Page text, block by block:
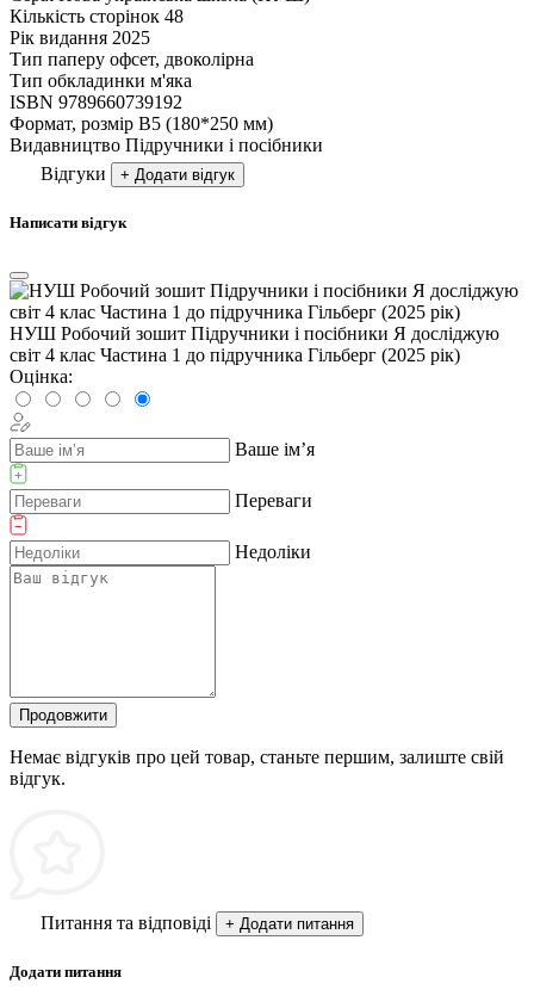
Кількість сторінок 48
Рік видання 2025
Тип паперу офсет, двоколірна
Тип обкладинки м'яка
ISBN 9789660739192
Формат, розмір В5 (180*250 мм)
Видавництво Підручники і посібники
Відгуки
+ Додати відгук
Написати відгук
НУШ Робочий зошит Пiдручники i посiбники Я досліджую
світ 4 клас Частина 1 до підручника Гільберг (2025 рік)
Оцінка:
Ваше ім’я
Переваги
Недоліки
Продовжити
Немає відгуків про цей товар, станьте першим, залиште свій
відгук.
Питання та відповіді + Додати питання
Додати питання